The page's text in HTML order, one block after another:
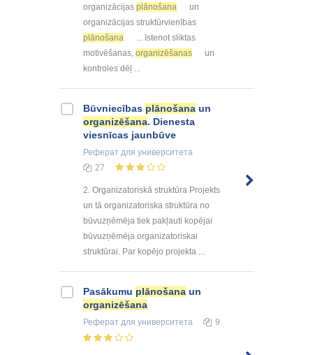
organizācijas plānošana
un
organizācijas struktūrvienības
plānošana
... īstenot sliktas
motivēšanas, organizēšanas
un
kontroles dēļ ...
Būvniecības plānošana un
organizēšana. Dienesta
viesnīcas jaunbūve
Реферат для университета
27
2. Organizatoriskā struktūra Projekts
un tā organizatoriska struktūra no
būvuzņēmēja tiek pakļauti kopējai
būvuzņēmēja organizatoriskai
struktūrai. Par kopējo projekta ...
Pasākumu plānošana un
organizēšana
Реферат для университета 9